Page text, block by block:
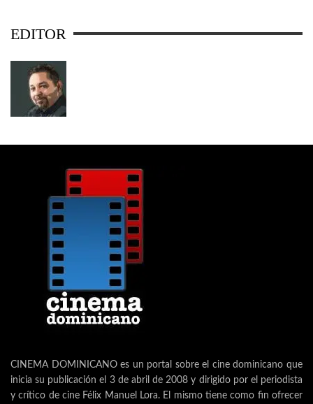
EDITOR
CINEMA DOMINICANO es un portal sobre el cine dominicano que
inicia su publicación el 3 de abril de 2008 y dirigido por el periodista
y crítico de cine Félix Manuel Lora. El mismo tiene como fin ofrecer